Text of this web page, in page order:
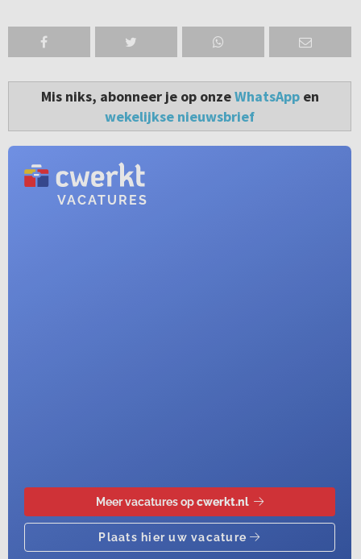
Mis niks, abonneer je op onzeWhatsAppen
wekelijkse nieuwsbrief